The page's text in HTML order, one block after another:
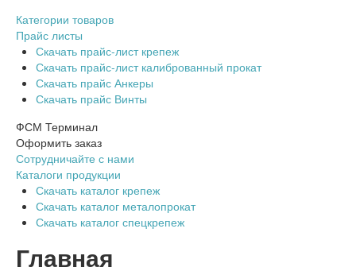
Категории товаров
Прайс листы
Скачать прайс-лист крепеж
Скачать прайс-лист калиброванный прокат
Скачать прайс Анкеры
Скачать прайс Винты
ФСМ Терминал
Оформить заказ
Сотрудничайте с нами
Каталоги продукции
Скачать каталог крепеж
Скачать каталог металопрокат
Скачать каталог спецкрепеж
Главная